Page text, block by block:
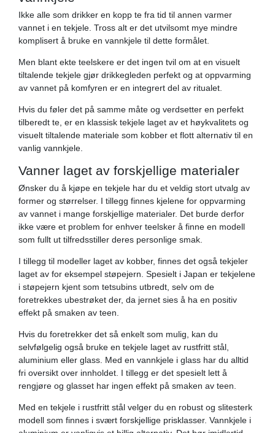
Ikke alle som drikker en kopp te fra tid til annen varmer
vannet i en tekjele. Tross alt er det utvilsomt mye mindre
komplisert å bruke en vannkjele til dette formålet.
Men blant ekte teelskere er det ingen tvil om at en visuelt
tiltalende tekjele gjør drikkegleden perfekt og at oppvarming
av vannet på komfyren er en integrert del av ritualet.
Hvis du føler det på samme måte og verdsetter en perfekt
tilberedt te, er en klassisk tekjele laget av et høykvalitets og
visuelt tiltalende materiale som kobber et flott alternativ til en
vanlig vannkjele.
Vanner laget av forskjellige materialer
Ønsker du å kjøpe en tekjele har du et veldig stort utvalg av
former og størrelser. I tillegg finnes kjelene for oppvarming
av vannet i mange forskjellige materialer. Det burde derfor
ikke være et problem for enhver teelsker å finne en modell
som fullt ut tilfredsstiller deres personlige smak.
I tillegg til modeller laget av kobber, finnes det også tekjeler
laget av for eksempel støpejern. Spesielt i Japan er tekjelene
i støpejern kjent som tetsubins utbredt, selv om de
foretrekkes ubestrøket der, da jernet sies å ha en positiv
effekt på smaken av teen.
Hvis du foretrekker det så enkelt som mulig, kan du
selvfølgelig også bruke en tekjele laget av rustfritt stål,
aluminium eller glass. Med en vannkjele i glass har du alltid
fri oversikt over innholdet. I tillegg er det spesielt lett å
rengjøre og glasset har ingen effekt på smaken av teen.
Med en tekjele i rustfritt stål velger du en robust og slitesterk
modell som finnes i svært forskjellige prisklasser. Vannkjele i